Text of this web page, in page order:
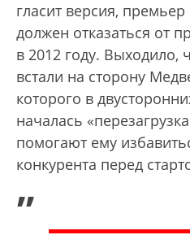
гласит версия,
должен отказаться от
в 2012 году. Выходило,
встали на сторону
которого в
началась
помогают ему
конкурента перед
„